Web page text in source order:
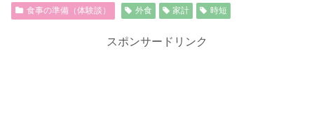
食事の準備（体験談） 外食 家計 時短
スポンサードリンク